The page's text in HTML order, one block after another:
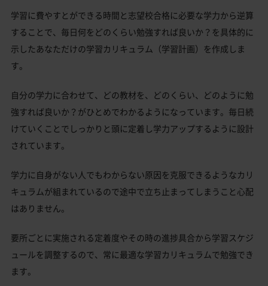
学習に費やすとができる時間と志望校合格に必要な学力から逆算
することで、毎日何をどのくらい勉強すれば良いか？を具体的に
示したあなただけの学習カリキュラム（学習計画）を作成しま
す。
自分の学力に合わせて、どの教材を、どのくらい、どのように勉
強すれば良いか？がひとめでわかるようになっています。毎日続
けていくことでしっかりと頭に定着し学力アップするように設計
されています。
学力に自身がない人でもわからない原因を克服できるようなカリ
キュラムが組まれているので途中で立ち止まってしまうこと心配
はありません。
要所ごとに実施される定着度やその時の進捗具合から学習スケジ
ュールを調整するので、常に最適な学習カリキュラムで勉強でき
ます。